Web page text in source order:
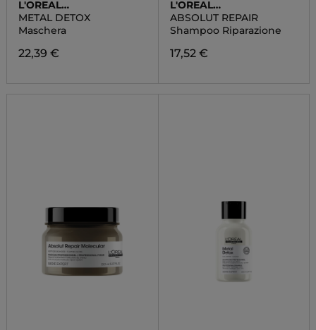
L'OREAL
PROFESSIONNEL
METAL DETOX
Maschera
22,39 €
L'OREAL
PROFESSIONNEL
ABSOLUT REPAIR
Shampoo Riparazione
17,52 €